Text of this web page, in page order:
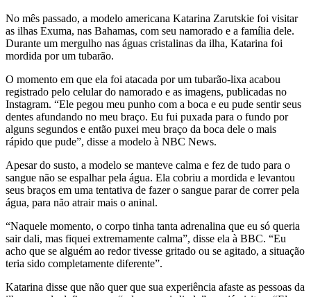
No mês passado, a modelo americana Katarina Zarutskie foi visitar
as ilhas Exuma, nas Bahamas, com seu namorado e a família dele.
Durante um mergulho nas águas cristalinas da ilha, Katarina foi
mordida por um tubarão.
O momento em que ela foi atacada por um tubarão-lixa acabou
registrado pelo celular do namorado e as imagens, publicadas no
Instagram. “Ele pegou meu punho com a boca e eu pude sentir seus
dentes afundando no meu braço. Eu fui puxada para o fundo por
alguns segundos e então puxei meu braço da boca dele o mais
rápido que pude”, disse a modelo à NBC News.
Apesar do susto, a modelo se manteve calma e fez de tudo para o
sangue não se espalhar pela água. Ela cobriu a mordida e levantou
seus braços em uma tentativa de fazer o sangue parar de correr pela
água, para não atrair mais o aninal.
“Naquele momento, o corpo tinha tanta adrenalina que eu só queria
sair dali, mas fiquei extremamente calma”, disse ela à BBC. “Eu
acho que se alguém ao redor tivesse gritado ou se agitado, a situação
teria sido completamente diferente”.
Katarina disse que não quer que sua experiência afaste as pessoas da